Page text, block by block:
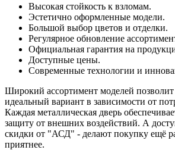
Высокая стойкость к взломам.
Эстетично оформленные модели.
Большой выбор цветов и отделки.
Регулярное обновление
Официальная гарантия на
Доступные цены.
Современные технологии и
Широкий ассортимент моделей
идеальный вариант в зависимости от
Каждая металлическая дверь
защиту от внешних воздействий. А
скидки от "АСД" - делают покупку ещё
приятнее.